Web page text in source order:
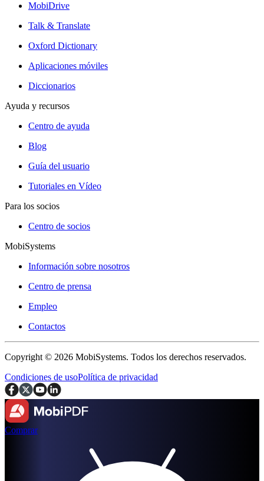
MobiDrive
Talk & Translate
Oxford Dictionary
Aplicaciones móviles
Diccionarios
Ayuda y recursos
Centro de ayuda
Blog
Guía del usuario
Tutoriales en Vídeo
Para los socios
Centro de socios
MobiSystems
Información sobre nosotros
Centro de prensa
Empleo
Contactos
Copyright © 2026 MobiSystems. Todos los derechos reservados.
Condiciones de usoPolítica de privacidad
Comprar